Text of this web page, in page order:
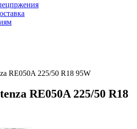
RE050A 225/50 R18 95W
RE050A 225/50 R18